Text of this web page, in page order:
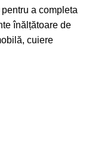
a completa
înălțătoare de
, cuiere